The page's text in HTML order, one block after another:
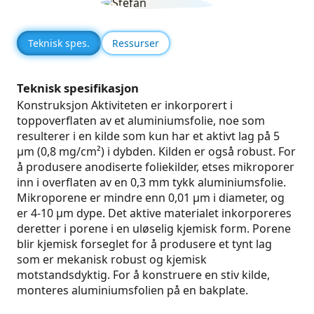
Teknisk spes. Ressurser
Teknisk spesifikasjon
Konstruksjon Aktiviteten er inkorporert i
toppoverflaten av et aluminiumsfolie, noe som
resulterer i en kilde som kun har et aktivt lag på 5
μm (0,8 mg/cm²) i dybden. Kilden er også robust. For
å produsere anodiserte foliekilder, etses mikroporer
inn i overflaten av en 0,3 mm tykk aluminiumsfolie.
Mikroporene er mindre enn 0,01 μm i diameter, og
er 4-10 μm dype. Det aktive materialet inkorporeres
deretter i porene i en uløselig kjemisk form. Porene
blir kjemisk forseglet for å produsere et tynt lag
som er mekanisk robust og kjemisk
motstandsdyktig. For å konstruere en stiv kilde,
monteres aluminiumsfolien på en bakplate.